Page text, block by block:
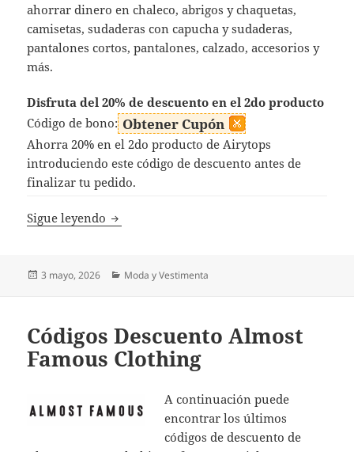
ahorrar dinero en chaleco, abrigos y chaquetas,
camisetas, sudaderas con capucha y sudaderas,
pantalones cortos, pantalones, calzado, accesorios y
más.
Disfruta del 20% de descuento en el 2do producto
Código de bono: Obtener Cupón
Ahorra 20% en el 2do producto de Airytops
introduciendo este código de descuento antes de
finalizar tu pedido.
Sigue leyendo Códigos Descuento Airytops
Publicado
3 mayo, 2026 Categorías
Moda y Vestimenta
Códigos Descuento Almost
Famous Clothing
A continuación puede
encontrar los últimos
códigos de descuento de